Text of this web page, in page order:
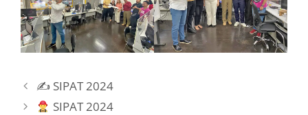
✍️ SIPAT 2024
SIPAT 2024